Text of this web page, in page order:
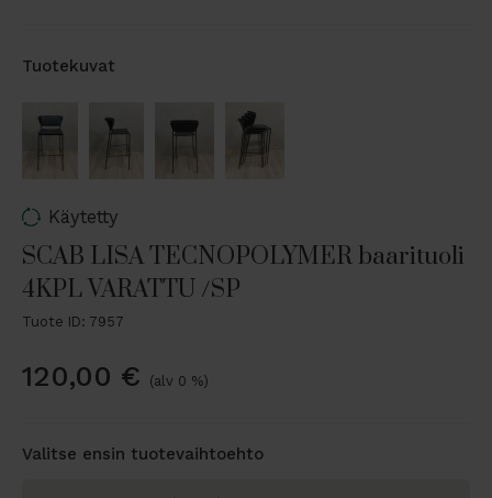
Tuotekuvat
Käytetty
SCAB LISA TECNOPOLYMER baarituoli
4KPL VARATTU /SP
Tuote ID: 7957
120,00 € (alv 0 %)
Valitse ensin tuotevaihtoehto